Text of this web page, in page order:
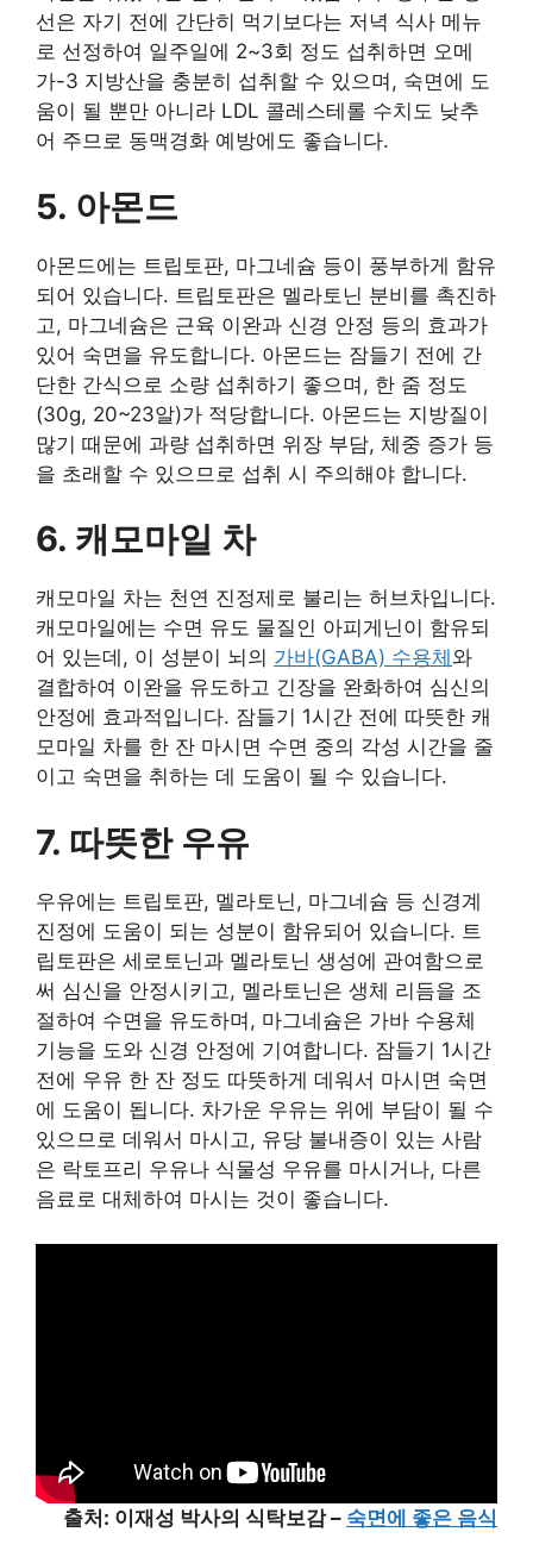
선은 자기 전에 간단히 먹기보다는 저녁 식사 메뉴
로 선정하여 일주일에 2~3회 정도 섭취하면 오메
가-3 지방산을 충분히 섭취할 수 있으며, 숙면에 도
움이 될 뿐만 아니라 LDL 콜레스테롤 수치도 낮추
어 주므로 동맥경화 예방에도 좋습니다.
5. 아몬드
아몬드에는 트립토판, 마그네슘 등이 풍부하게 함유
되어 있습니다. 트립토판은 멜라토닌 분비를 촉진하
고, 마그네슘은 근육 이완과 신경 안정 등의 효과가
있어 숙면을 유도합니다. 아몬드는 잠들기 전에 간
단한 간식으로 소량 섭취하기 좋으며, 한 줌 정도
(30g, 20~23알)가 적당합니다. 아몬드는 지방질이
많기 때문에 과량 섭취하면 위장 부담, 체중 증가 등
을 초래할 수 있으므로 섭취 시 주의해야 합니다.
6. 캐모마일 차
캐모마일 차는 천연 진정제로 불리는 허브차입니다.
캐모마일에는 수면 유도 물질인 아피게닌이 함유되
어 있는데, 이 성분이 뇌의 가바(GABA) 수용체 와
결합하여 이완을 유도하고 긴장을 완화하여 심신의
안정에 효과적입니다. 잠들기 1시간 전에 따뜻한 캐
모마일 차를 한 잔 마시면 수면 중의 각성 시간을 줄
이고 숙면을 취하는 데 도움이 될 수 있습니다.
7. 따뜻한 우유
우유에는 트립토판, 멜라토닌, 마그네슘 등 신경계
진정에 도움이 되는 성분이 함유되어 있습니다. 트
립토판은 세로토닌과 멜라토닌 생성에 관여함으로
써 심신을 안정시키고, 멜라토닌은 생체 리듬을 조
절하여 수면을 유도하며, 마그네슘은 가바 수용체
기능을 도와 신경 안정에 기여합니다. 잠들기 1시간
전에 우유 한 잔 정도 따뜻하게 데워서 마시면 숙면
에 도움이 됩니다. 차가운 우유는 위에 부담이 될 수
있으므로 데워서 마시고, 유당 불내증이 있는 사람
은 락토프리 우유나 식물성 우유를 마시거나, 다른
음료로 대체하여 마시는 것이 좋습니다.
출처: 이재성 박사의 식탁보감 – 숙면에 좋은 음식